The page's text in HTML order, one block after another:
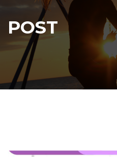
POST